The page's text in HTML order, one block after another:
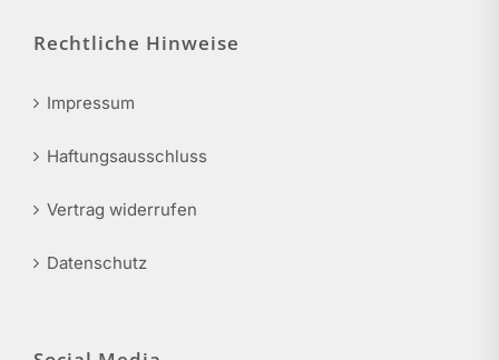
Rechtliche Hinweise
Impressum
Haftungsausschluss
Vertrag widerrufen
Datenschutz